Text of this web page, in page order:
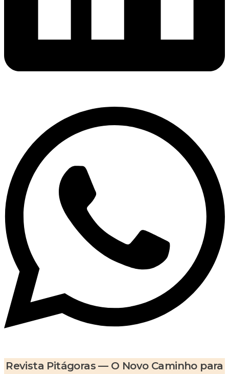
Revista Pitágoras — O Novo Caminho para